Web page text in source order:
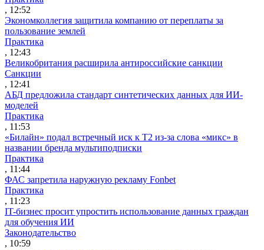
, 12:52
Экономколлегия защитила компанию от переплаты за
пользование землей
Практика
, 12:43
Великобритания расширила антироссийские санкции
Санкции
, 12:41
АБД предложила стандарт синтетических данных для ИИ-
моделей
Практика
, 11:53
«Билайн» подал встречный иск к Т2 из-за слова «микс» в
названии бренда мультиподписки
Практика
, 11:44
ФАС запретила наружную рекламу Fonbet
Практика
, 11:23
IT-бизнес просит упростить использование данных граждан
для обучения ИИ
Законодательство
, 10:59